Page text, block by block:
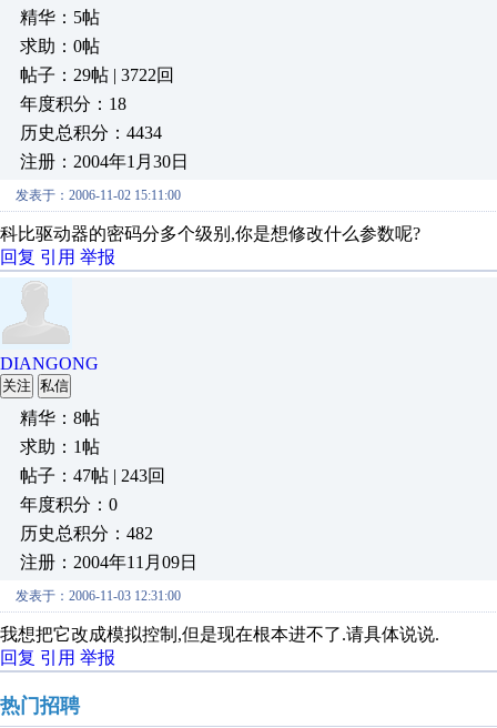
精华：5帖
求助：0帖
帖子：29帖 | 3722回
年度积分：18
历史总积分：4434
注册：2004年1月30日
发表于：2006-11-02 15:11:00
科比驱动器的密码分多个级别,你是想修改什么参数呢?
回复 引用 举报
DIANGONG
关注 私信
精华：8帖
求助：1帖
帖子：47帖 | 243回
年度积分：0
历史总积分：482
注册：2004年11月09日
发表于：2006-11-03 12:31:00
我想把它改成模拟控制,但是现在根本进不了.请具体说说.
回复 引用 举报
热门招聘